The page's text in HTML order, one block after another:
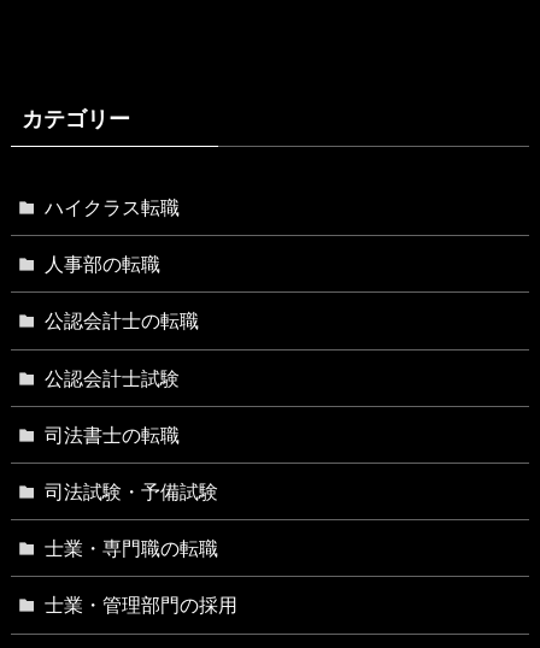
カテゴリー
ハイクラス転職
人事部の転職
公認会計士の転職
公認会計士試験
司法書士の転職
司法試験・予備試験
士業・専門職の転職
士業・管理部門の採用